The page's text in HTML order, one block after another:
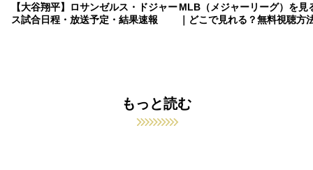
【大谷翔平】ロサンゼルス・ドジャー
ス試合日程・放送予定・結果速報
MLB（メジャーリーグ）を見
｜どこで見れる？無料視聴方
もっと読む